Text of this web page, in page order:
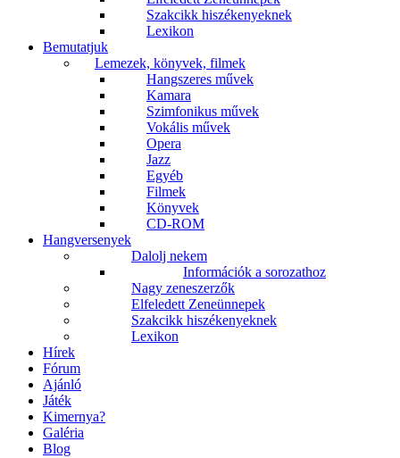
Szakcikk hiszékenyeknek
Lexikon
Bemutatjuk
Lemezek, könyvek, filmek
Hangszeres művek
Kamara
Szimfonikus művek
Vokális művek
Opera
Jazz
Egyéb
Filmek
Könyvek
CD-ROM
Hangversenyek
Dalolj nekem
Információk a sorozathoz
Nagy zeneszerzők
Elfeledett Zeneünnepek
Szakcikk hiszékenyeknek
Lexikon
Hírek
Fórum
Ajánló
Játék
Kimernya?
Galéria
Blog